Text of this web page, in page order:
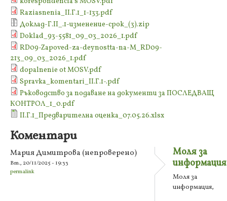
Raziasnenia_ІІ.Г.1_1-133.pdf
Доклад-Г.II_.1-изменение-срок_(3).zip
Doklad_93-5581_09_03_2026_1.pdf
RD09-Zapoved-za-deynostta-na-M_RD09-
213_09_03_2026_1.pdf
dopalnenie ot MOSV.pdf
Spravka_komentari_II.Г.1-.pdf
Ръководство за подаване на документи за ПОСЛЕДВАЩ
КОНТРОЛ_1_0.pdf
II.Г.1_Предварителна оценка_07.05.26.xlsx
Коментари
Мария Димитрова (непроверено)
Вт., 20/11/2025 - 19:33
permalink
Моля за
Моля за
информация,